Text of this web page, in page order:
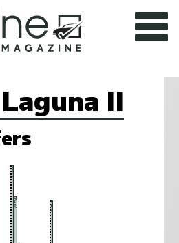
II
988
854 833